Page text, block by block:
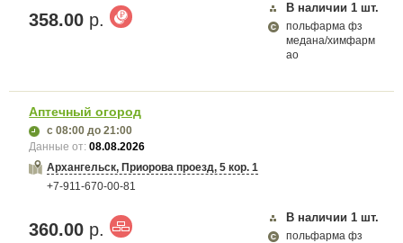
358.00 р.
В наличии 1 шт.
польфарма фз
медана/химфарм
ао
Аптечный огород
с 08:00 до 21:00
Данные от:08.08.2026
Архангельск, Приорова проезд, 5 кор. 1
+7-911-670-00-81
360.00 р.
В наличии 1 шт.
польфарма фз